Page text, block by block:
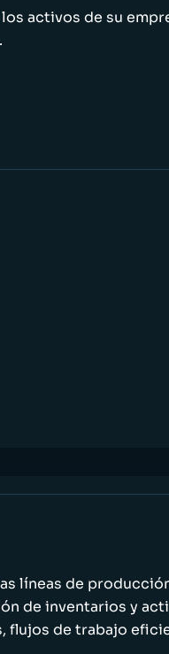
activos de su
líneas de
de inventarios y
flujos de trabajo